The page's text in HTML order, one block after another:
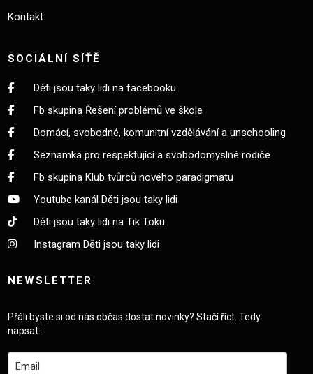
Kontakt
SOCIÁLNÍ SÍŤĚ
Děti jsou taky lidi na facebooku
Fb skupina Řešení problémů ve škole
Domácí, svobodné, komunitní vzdělávání a unschooling
Seznamka pro respektující a svobodomyslné rodiče
Fb skupina Klub tvůrců nového paradigmatu
Youtube kanál Děti jsou taky lidi
Děti jsou taky lidi na Tik Toku
Instagram Děti jsou taky lidi
NEWSLETTER
Přáli byste si od nás občas dostat novinky? Stačí říct. Tedy
napsat: